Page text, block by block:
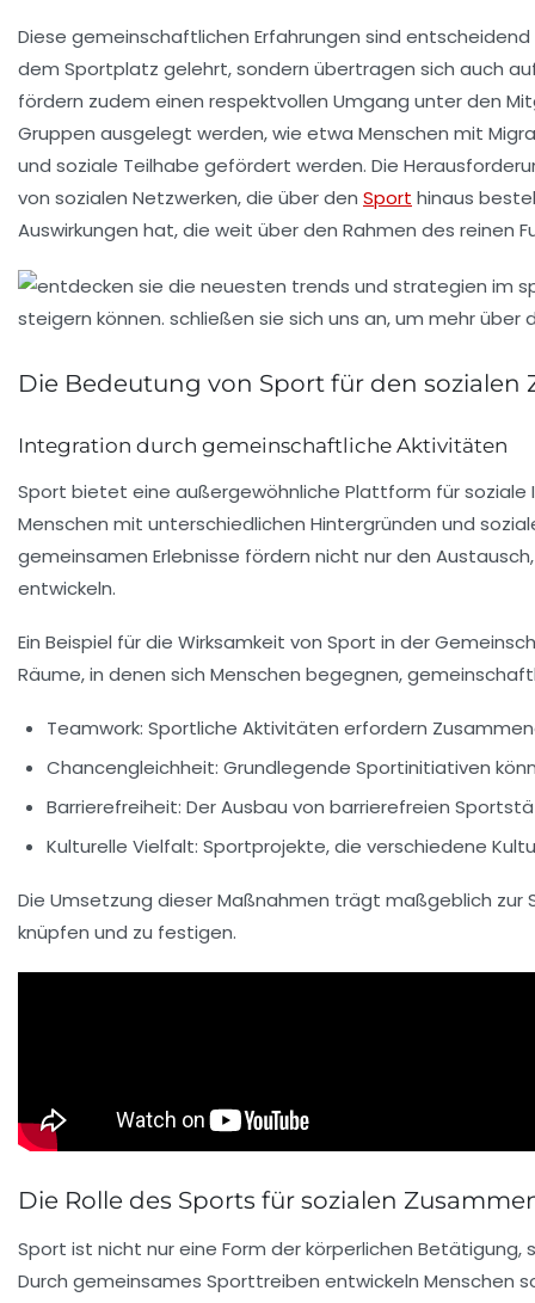
Diese gemeinschaftlichen Erfahrungen sind
dem Sportplatz gelehrt, sondern übertragen sich auch
fördern zudem einen respektvollen Umgang unter den
Gruppen ausgelegt werden, wie etwa Menschen mit
und soziale Teilhabe gefördert werden. Die
von sozialen Netzwerken, die über den Sport hinaus
Auswirkungen hat, die weit über den Rahmen des reinen
Die Bedeutung von Sport für den sozialen
Integration durch gemeinschaftliche Aktivitäten
Sport bietet eine außergewöhnliche Plattform für soziale
Menschen mit unterschiedlichen Hintergründen und
gemeinsamen Erlebnisse fördern nicht nur den Austausch
entwickeln.
Ein Beispiel für die Wirksamkeit von Sport in der
Räume, in denen sich Menschen begegnen,
Teamwork: Sportliche Aktivitäten erfordern
Chancengleichheit: Grundlegende Sportinitiativen
Barrierefreiheit: Der Ausbau von barrierefreien
Kulturelle Vielfalt: Sportprojekte, die verschiedene
Die Umsetzung dieser Maßnahmen trägt maßgeblich zur
knüpfen und zu festigen.
Die Rolle des Sports für sozialen
Sport ist nicht nur eine Form derkörperlichen Betätigung,
Durch gemeinsames Sporttreiben entwickeln Menschen